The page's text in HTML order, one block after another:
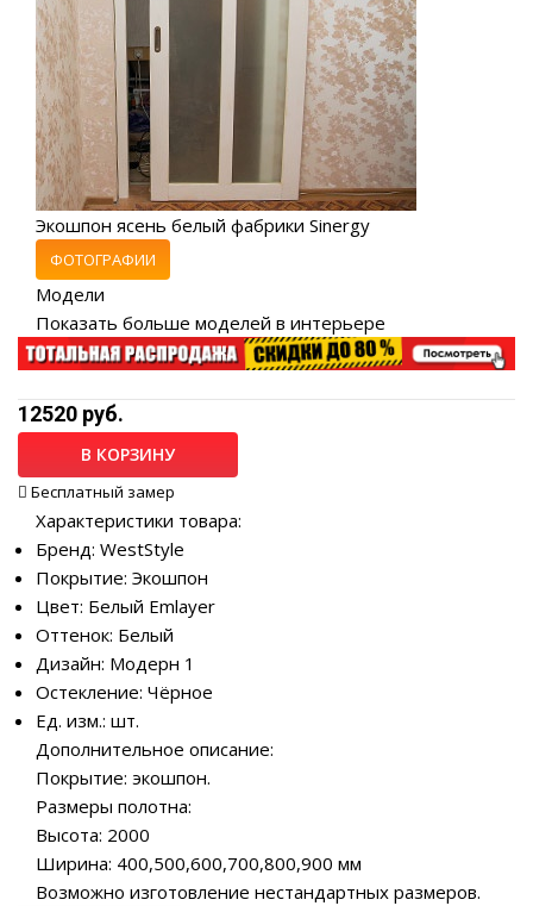
Экошпон ясень белый фабрики Sinergy
ФОТОГРАФИИ
Модели
Показать больше моделей в интерьере
12520 руб.
В КОРЗИНУ
Бесплатный замер
Характеристики товара:
Бренд: WestStyle
Покрытие: Экошпон
Цвет: Белый Emlayer
Оттенок: Белый
Дизайн: Модерн 1
Остекление: Чёрное
Ед. изм.: шт.
Дополнительное описание:
Покрытие: экошпон.
Размеры полотна:
Высота: 2000
Ширина: 400,500,600,700,800,900 мм
Возможно изготовление нестандартных размеров.